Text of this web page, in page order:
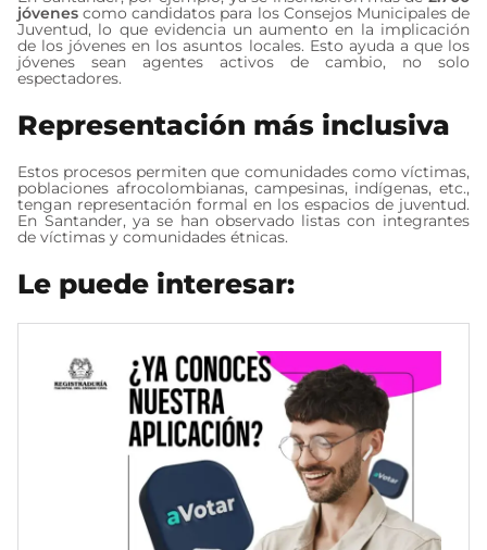
jóvenescomo candidatos para los Consejos Municipales de
Juventud, lo que evidencia un aumento en la implicación
de los jóvenes en los asuntos locales. Esto ayuda a que los
jóvenes sean agentes activos de cambio, no solo
espectadores.
Representación más inclusiva
Estos procesos permiten que comunidades como víctimas,
poblaciones afrocolombianas, campesinas, indígenas, etc.,
tengan representación formal en los espacios de juventud.
En Santander, ya se han observado listas con integrantes
de víctimas y comunidades étnicas.
Le puede interesar: